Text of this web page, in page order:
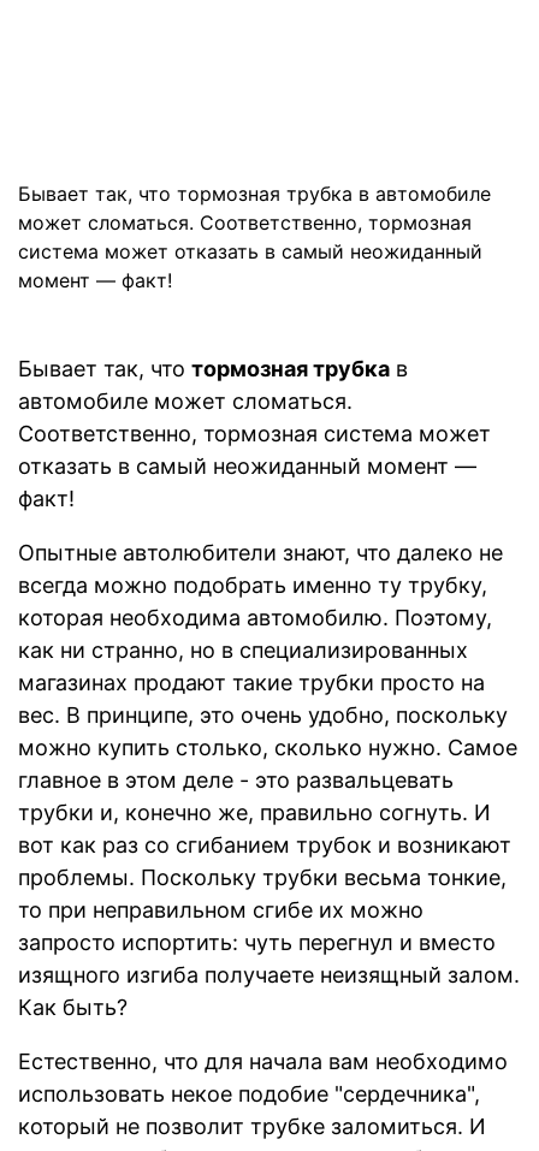
Бывает так, что тормозная трубка в автомобиле
может сломаться. Соответственно, тормозная
система может отказать в самый неожиданный
момент — факт!
Бывает так, что тормозная трубка в
автомобиле может сломаться.
Соответственно, тормозная система может
отказать в самый неожиданный момент —
факт!
Опытные автолюбители знают, что далеко не
всегда можно подобрать именно ту трубку,
которая необходима автомобилю. Поэтому,
как ни странно, но в специализированных
магазинах продают такие трубки просто на
вес. В принципе, это очень удобно, поскольку
можно купить столько, сколько нужно. Самое
главное в этом деле - это развальцевать
трубки и, конечно же, правильно согнуть. И
вот как раз со сгибанием трубок и возникают
проблемы. Поскольку трубки весьма тонкие,
то при неправильном сгибе их можно
запросто испортить: чуть перегнул и вместо
изящного изгиба получаете неизящный залом.
Как быть?
Естественно, что для начала вам необходимо
использовать некое подобие "сердечника",
который не позволит трубке заломиться. И